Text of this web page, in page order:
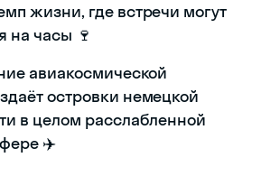
жизни, где встречи могут
на часы 🍷
авиакосмической
островки немецкой
в целом расслабленной
✈️